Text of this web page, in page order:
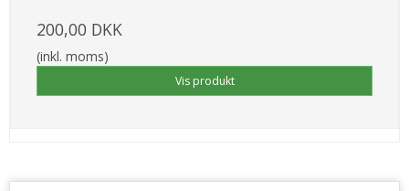
200,00 DKK
(inkl. moms)
Vis produkt